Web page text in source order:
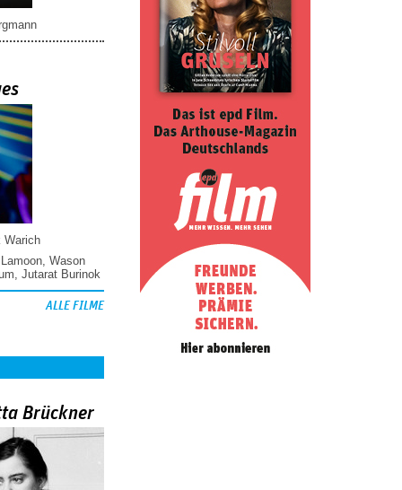
Warich
Wason
Jutarat Burinok
ALLE FILME
Brückner